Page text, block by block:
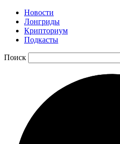
Новости
Лонгриды
Крипториум
Подкасты
Поиск